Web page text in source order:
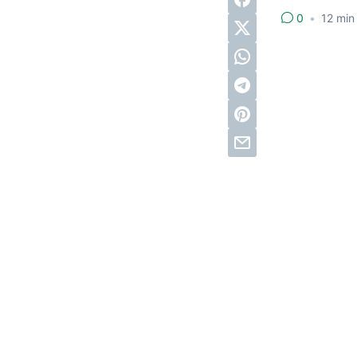
0 • 12